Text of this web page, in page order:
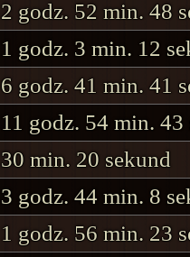
2 godz. 52 min. 48
1 godz. 3 min. 12
6 godz. 41 min. 41
11 godz. 54 min. 43
30 min. 20 sekund
3 godz. 44 min. 8
1 godz. 56 min. 23